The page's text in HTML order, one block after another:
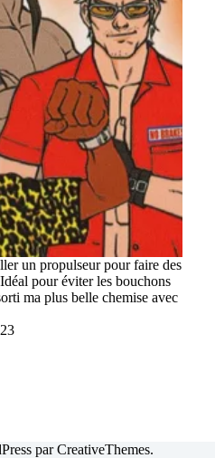
un propulseur pour faire des
pour éviter les bouchons
ma plus belle chemise avec
parCreativeThemes.